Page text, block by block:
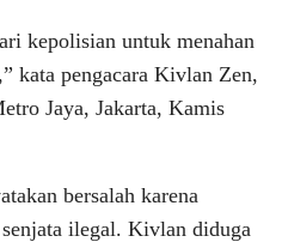
kepolisian untuk menahan
kata pengacara Kivlan Zen,
Jaya, Jakarta, Kamis
bersalah karena
ilegal. Kivlan diduga